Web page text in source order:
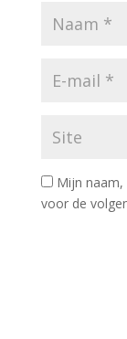
Mijn
voor de